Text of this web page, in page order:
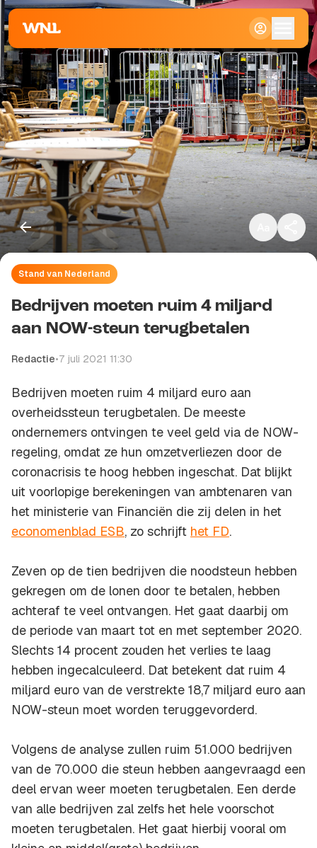
Klein
Standaard
Groot
Stand van Nederland
Bedrijven moeten ruim 4 miljard
aan NOW-steun terugbetalen
Redactie•7 juli 2021 11:30
Bedrijven moeten ruim 4 miljard euro aan
overheidssteun terugbetalen. De meeste
ondernemers ontvingen te veel geld via de NOW-
regeling, omdat ze hun omzetverliezen door de
coronacrisis te hoog hebben ingeschat. Dat blijkt
uit voorlopige berekeningen van ambtenaren van
het ministerie van Financiën die zij delen in het
economenblad ESB, zo schrijft het FD.
Zeven op de tien bedrijven die noodsteun hebben
gekregen om de lonen door te betalen, hebben
achteraf te veel ontvangen. Het gaat daarbij om
de periode van maart tot en met september 2020.
Slechts 14 procent zouden het verlies te laag
hebben ingecalculeerd. Dat betekent dat ruim 4
miljard euro van de verstrekte 18,7 miljard euro aan
NOW-steun moet worden teruggevorderd.
Volgens de analyse zullen ruim 51.000 bedrijven
van de 70.000 die steun hebben aangevraagd een
deel ervan weer moeten terugbetalen. Een derde
van alle bedrijven zal zelfs het hele voorschot
moeten terugbetalen. Het gaat hierbij vooral om